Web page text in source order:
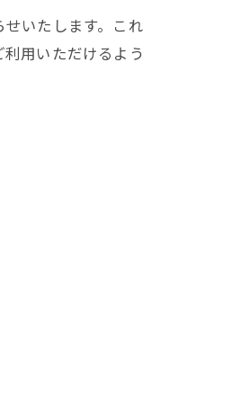
いたします。これ
用いただけるよう